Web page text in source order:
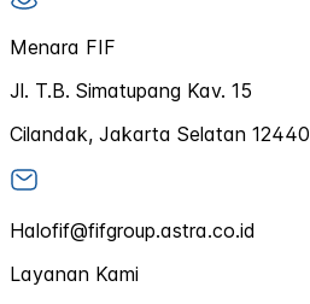
Menara FIF
Jl. T.B. Simatupang Kav. 15
Cilandak, Jakarta Selatan 12440
Halofif@fifgroup.astra.co.id
Layanan Kami